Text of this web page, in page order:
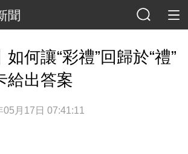
聞
何讓“彩禮”回歸於“禮”
給出答案
月17日 07:41:11